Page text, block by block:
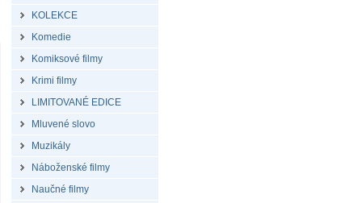
KOLEKCE
Komedie
Komiksové filmy
Krimi filmy
LIMITOVANÉ EDICE
Mluvené slovo
Muzikály
Náboženské filmy
Naučné filmy